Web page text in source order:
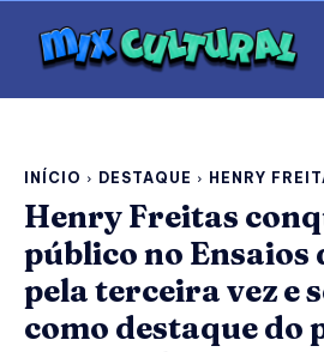
INÍCIO DESTAQUE HENRY
Henry Freitas
público no Ensaios
pela terceira vez e
como destaque do